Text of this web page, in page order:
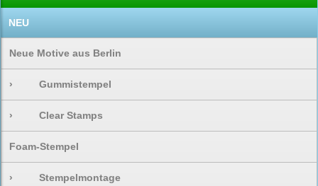
NEU
Neue Motive aus Berlin
› Gummistempel
› Clear Stamps
Foam-Stempel
› Stempelmontage